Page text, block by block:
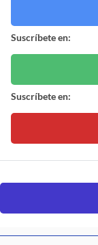
Suscríbete en:
Suscríbete en: